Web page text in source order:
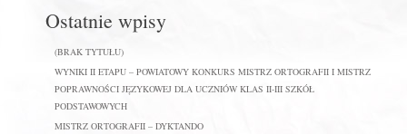
Ostatnie wpisy
(BRAK TYTUŁU)
WYNIKI II ETAPU – POWIATOWY KONKURS MISTRZ ORTOGRAFII I MISTRZ
POPRAWNOŚCI JĘZYKOWEJ DLA UCZNIÓW KLAS II-III SZKÓŁ
PODSTAWOWYCH
MISTRZ ORTOGRAFII – DYKTANDO